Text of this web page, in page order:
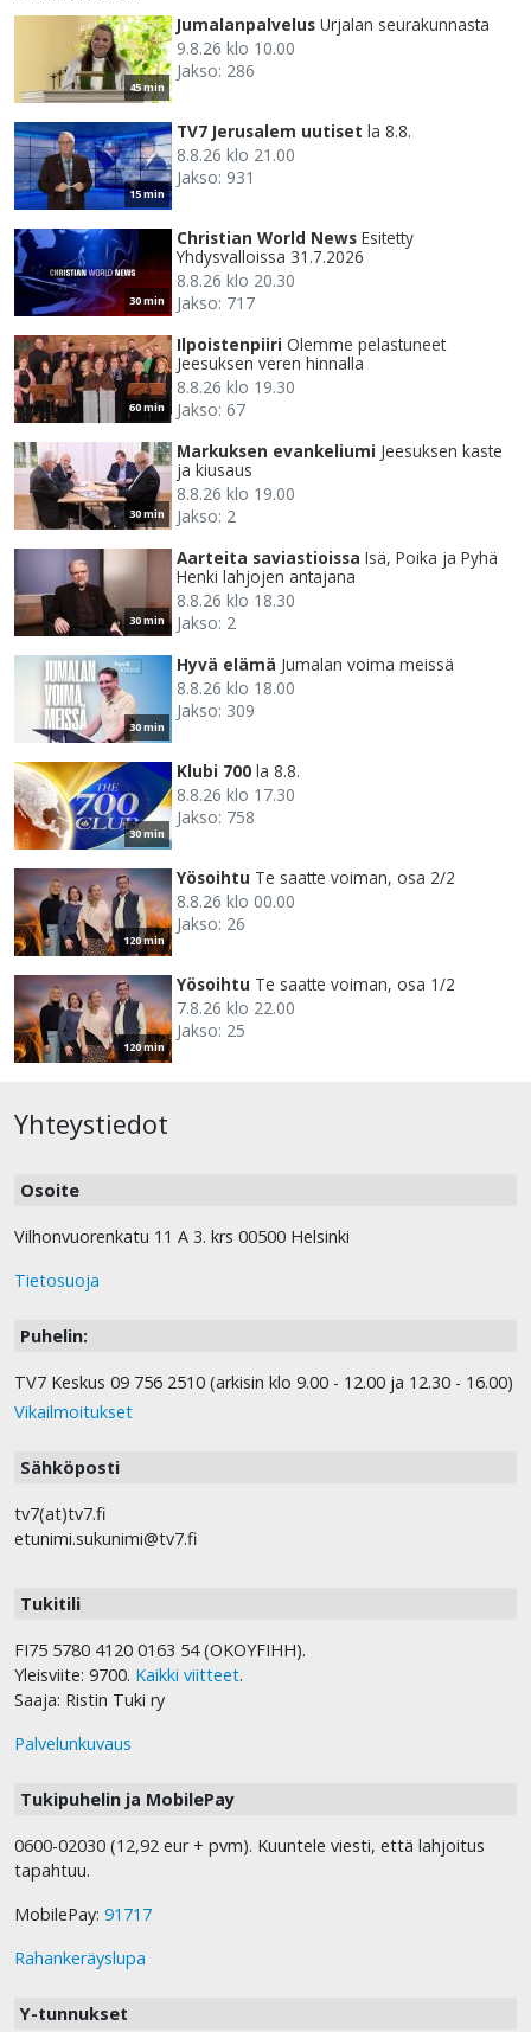
45 min
Jumalanpalvelus Urjalan seurakunnasta
9.8.26 klo 10.00
Jakso: 286
15 min
TV7 Jerusalem uutiset la 8.8.
8.8.26 klo 21.00
Jakso: 931
30 min
Christian World News Esitetty
Yhdysvalloissa 31.7.2026
8.8.26 klo 20.30
Jakso: 717
60 min
Ilpoistenpiiri Olemme pelastuneet
Jeesuksen veren hinnalla
8.8.26 klo 19.30
Jakso: 67
30 min
Markuksen evankeliumi Jeesuksen kaste
ja kiusaus
8.8.26 klo 19.00
Jakso: 2
30 min
Aarteita saviastioissa Isä, Poika ja Pyhä
Henki lahjojen antajana
8.8.26 klo 18.30
Jakso: 2
30 min
Hyvä elämä Jumalan voima meissä
8.8.26 klo 18.00
Jakso: 309
30 min
Klubi 700 la 8.8.
8.8.26 klo 17.30
Jakso: 758
120 min
Yösoihtu Te saatte voiman, osa 2/2
8.8.26 klo 00.00
Jakso: 26
120 min
Yösoihtu Te saatte voiman, osa 1/2
7.8.26 klo 22.00
Jakso: 25
Yhteystiedot
Osoite
Vilhonvuorenkatu 11 A 3. krs 00500 Helsinki
Tietosuoja
Puhelin:
TV7 Keskus 09 756 2510 (arkisin klo 9.00 - 12.00 ja 12.30 - 16.00)
Vikailmoitukset
Sähköposti
tv7(at)tv7.fi
etunimi.sukunimi@tv7.fi
Tukitili
FI75 5780 4120 0163 54 (OKOYFIHH).
Yleisviite: 9700. Kaikki viitteet.
Saaja: Ristin Tuki ry
Palvelunkuvaus
Tukipuhelin ja MobilePay
0600-02030 (12,92 eur + pvm). Kuuntele viesti, että lahjoitus
tapahtuu.
MobilePay: 91717
Rahankeräyslupa
Y-tunnukset